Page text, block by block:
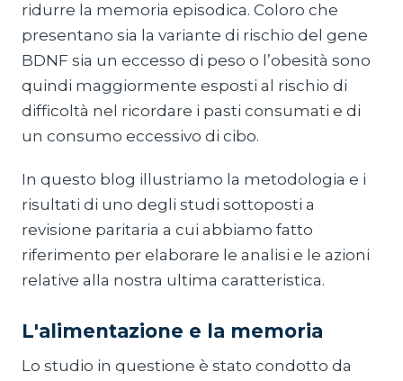
ridurre la memoria episodica. Coloro che
presentano sia la variante di rischio del gene
BDNF sia un eccesso di peso o l’obesità sono
quindi maggiormente esposti al rischio di
difficoltà nel ricordare i pasti consumati e di
un consumo eccessivo di cibo.
In questo blog illustriamo la metodologia e i
risultati di uno degli studi sottoposti a
revisione paritaria a cui abbiamo fatto
riferimento per elaborare le analisi e le azioni
relative alla nostra ultima caratteristica.
L'alimentazione e la memoria
Lo studio in questione è stato condotto da